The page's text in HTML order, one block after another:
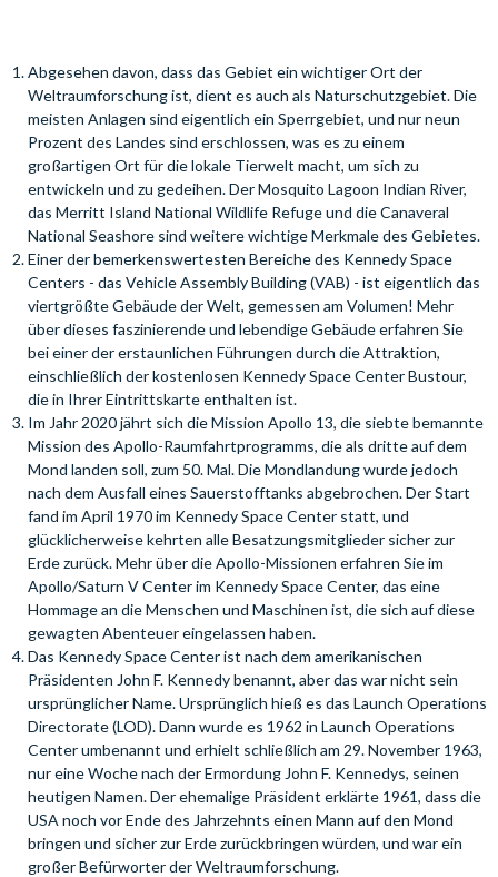
Abgesehen davon, dass das Gebiet ein wichtiger Ort der
Weltraumforschung ist, dient es auch als Naturschutzgebiet. Die
meisten Anlagen sind eigentlich ein Sperrgebiet, und nur neun
Prozent des Landes sind erschlossen, was es zu einem
großartigen Ort für die lokale Tierwelt macht, um sich zu
entwickeln und zu gedeihen. Der Mosquito Lagoon Indian River,
das Merritt Island National Wildlife Refuge und die Canaveral
National Seashore sind weitere wichtige Merkmale des Gebietes.
Einer der bemerkenswertesten Bereiche des Kennedy Space
Centers - das Vehicle Assembly Building (VAB) - ist eigentlich das
viertgrößte Gebäude der Welt, gemessen am Volumen! Mehr
über dieses faszinierende und lebendige Gebäude erfahren Sie
bei einer der erstaunlichen Führungen durch die Attraktion,
einschließlich der kostenlosen Kennedy Space Center Bustour,
die in Ihrer Eintrittskarte enthalten ist.
Im Jahr 2020 jährt sich die Mission Apollo 13, die siebte bemannte
Mission des Apollo-Raumfahrtprogramms, die als dritte auf dem
Mond landen soll, zum 50. Mal. Die Mondlandung wurde jedoch
nach dem Ausfall eines Sauerstofftanks abgebrochen. Der Start
fand im April 1970 im Kennedy Space Center statt, und
glücklicherweise kehrten alle Besatzungsmitglieder sicher zur
Erde zurück. Mehr über die Apollo-Missionen erfahren Sie im
Apollo/Saturn V Center im Kennedy Space Center, das eine
Hommage an die Menschen und Maschinen ist, die sich auf diese
gewagten Abenteuer eingelassen haben.
Das Kennedy Space Center ist nach dem amerikanischen
Präsidenten John F. Kennedy benannt, aber das war nicht sein
ursprünglicher Name. Ursprünglich hieß es das Launch Operations
Directorate (LOD). Dann wurde es 1962 in Launch Operations
Center umbenannt und erhielt schließlich am 29. November 1963,
nur eine Woche nach der Ermordung John F. Kennedys, seinen
heutigen Namen. Der ehemalige Präsident erklärte 1961, dass die
USA noch vor Ende des Jahrzehnts einen Mann auf den Mond
bringen und sicher zur Erde zurückbringen würden, und war ein
großer Befürworter der Weltraumforschung.